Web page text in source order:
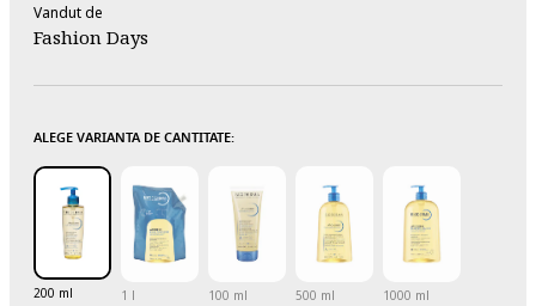
Vandut de
Fashion Days
ALEGE VARIANTA DE CANTITATE:
200 ml 1 l 100 ml 500 ml 1000 ml